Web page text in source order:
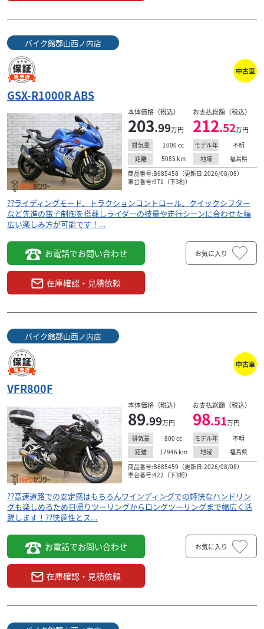
バイク館郡山西ノ内店
中古車
GSX-R1000R ABS
本体価格（税込）
203.99万円
お支払総額（税込）
212.52万円
排気量 1000 cc モデル年
不明
距離
5085 km 地域
福島県
商品番号:B685458（更新日:2026/08/08）
車台番号:971（下3桁）
??ライディングモード、トラクションコントロール、クイックシフター
など先進の電子制御を搭載しライダーの技量や走行シーンに合わせた幅
広い楽しみ方が可能です！...
お電話でお問い合わせ
在庫確認・見積依頼
お気に入り
バイク館郡山西ノ内店
中古車
VFR800F
本体価格（税込）
89.99万円
お支払総額（税込）
98.51万円
排気量 800 cc モデル年
不明
距離
17946 km 地域
福島県
商品番号:B685459（更新日:2026/08/08）
車台番号:422（下3桁）
??高速道路での安定感はもちろんワインディングでの軽快なハンドリン
グも楽しめるため日帰りツーリングからロングツーリングまで幅広く活
躍します！??快適性とス...
お電話でお問い合わせ
在庫確認・見積依頼
お気に入り